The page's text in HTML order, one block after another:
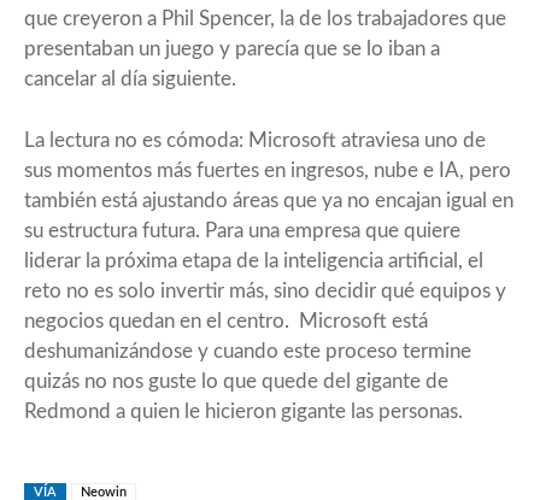
que creyeron a Phil Spencer, la de los trabajadores que
presentaban un juego y parecía que se lo iban a
cancelar al día siguiente.
La lectura no es cómoda: Microsoft atraviesa uno de
sus momentos más fuertes en ingresos, nube e IA, pero
también está ajustando áreas que ya no encajan igual en
su estructura futura. Para una empresa que quiere
liderar la próxima etapa de la inteligencia artificial, el
reto no es solo invertir más, sino decidir qué equipos y
negocios quedan en el centro. Microsoft está
deshumanizándose y cuando este proceso termine
quizás no nos guste lo que quede del gigante de
Redmond a quien le hicieron gigante las personas.
VÍA Neowin